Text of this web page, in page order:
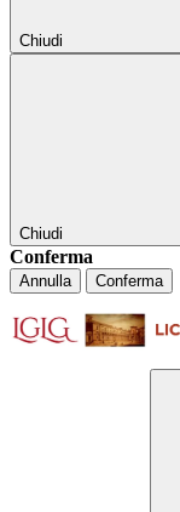
Chiudi
Chiudi
Conferma
Annulla Conferma